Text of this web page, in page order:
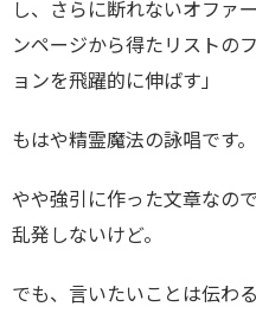
し、さらに断れないオファ
ンページから得たリストの
ョンを飛躍的に伸ばす」
もはや精霊魔法の詠唱です。
やや強引に作った文章なの
乱発しないけど。
でも、言いたいことは伝わ